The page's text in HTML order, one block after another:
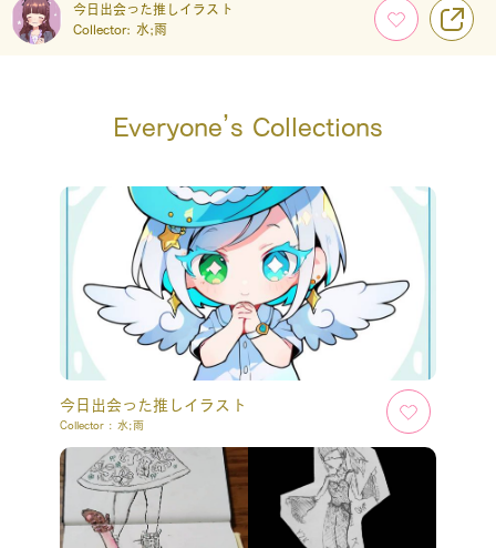
今日出会った推しイラスト
Collector: 水;雨
Everyone’s Collections
今日出会った推しイラスト
Collector : 水;雨